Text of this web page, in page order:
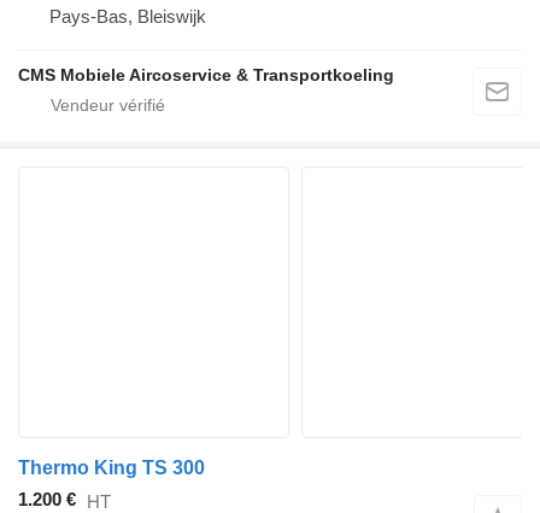
Pays-Bas, Bleiswijk
CMS Mobiele Aircoservice & Transportkoeling
Thermo King TS 300
1.200 € HT